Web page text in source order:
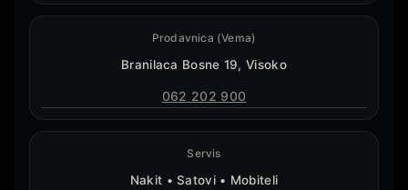
Prodavnica (Vema)
Branilaca Bosne 19, Visoko
062 202 900
Servis
Nakit • Satovi • Mobiteli